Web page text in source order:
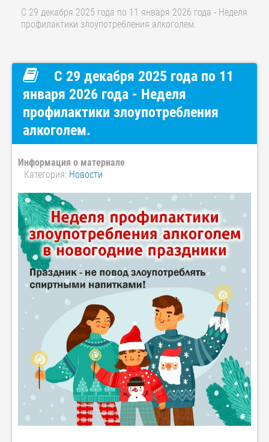
С 29 декабря 2025 года по 11 января 2026 года - Неделя
профилактики злоупотребления алкоголем.
С 29 декабря 2025 года по 11
января 2026 года - Неделя
профилактики злоупотребления
алкоголем.
Информация о материале
Категория: Новости